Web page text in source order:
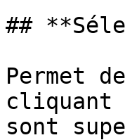
##
Permet
cliquant
sont